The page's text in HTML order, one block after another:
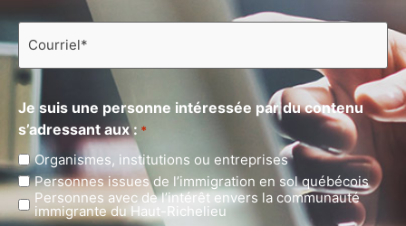
Courriel
Je suis une personne intéressée par du contenu
s’adressant aux : *
Organismes, institutions ou entreprises
Personnes issues de l’immigration en sol québécois
Personnes avec de l’intérêt envers la communauté
immigrante du Haut-Richelieu